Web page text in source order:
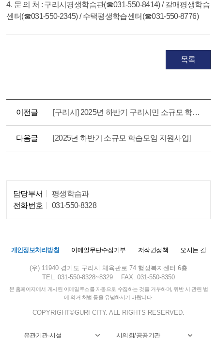
4. 문 의 처 : 구리시평생학습관(☎031-550-8414) / 갈매평생학습
센터(☎031-550-2345) / 수택평생학습센터(☎031-550-8776)
목록
이전글 [구리시] 2025년 하반기 구리시민 소규모 학습모임 지원사업
다음글 [2025년 하반기 소규모 학습모임 지원사업]
담당부서
평생학습과
전화번호
031-550-8328
개인정보처리방침 이메일무단수집거부 저작권정책 오시는 길
(우) 11940 경기도 구리시 체육관로 74 행정복지센터 6층
TEL. 031-550-8328~8329
FAX. 031-550-8350
본 홈페이지에서 게시된 이메일주소를 자동으로 수집하는 것을 거부하며, 위반 시 관련 법
에 의거 처벌 등을 유념하시기 바랍니다.
COPYRIGHT©GURI CITY. ALL RIGHTS RESERVED.
유관기관·시설 시의회/공공기관